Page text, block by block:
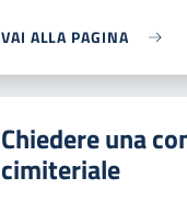
VAI ALLA PAGINA
Chiedere una
cimiteriale